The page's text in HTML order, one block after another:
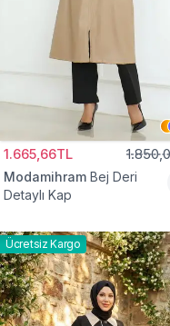
1.665,66TL
Modamihram Bej Deri
Detaylı Kap
Ücretsiz Kargo